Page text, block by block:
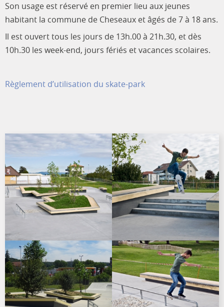
Son usage est réservé en premier lieu aux jeunes
habitant la commune de Cheseaux et âgés de 7 à 18 ans.
Il est ouvert tous les jours de 13h.00 à 21h.30, et dès
10h.30 les week-end, jours fériés et vacances scolaires.
Règlement d’utilisation du skate-park